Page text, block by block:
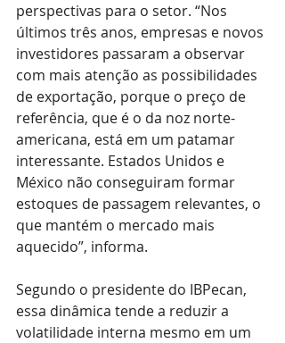
perspectivas para o setor. “Nos
últimos três anos, empresas e novos
investidores passaram a observar
com mais atenção as possibilidades
de exportação, porque o preço de
referência, que é o da noz norte-
americana, está em um patamar
interessante. Estados Unidos e
México não conseguiram formar
estoques de passagem relevantes, o
que mantém o mercado mais
aquecido”, informa.
Segundo o presidente do IBPecan,
essa dinâmica tende a reduzir a
volatilidade interna mesmo em um